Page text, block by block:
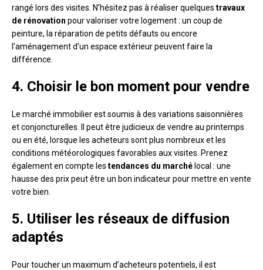
rangé lors des visites. N’hésitez pas à réaliser quelques travaux
de rénovation pour valoriser votre logement : un coup de
peinture, la réparation de petits défauts ou encore
l’aménagement d’un espace extérieur peuvent faire la
différence.
4. Choisir le bon moment pour vendre
Le marché immobilier est soumis à des variations saisonnières
et conjoncturelles. Il peut être judicieux de vendre au printemps
ou en été, lorsque les acheteurs sont plus nombreux et les
conditions météorologiques favorables aux visites. Prenez
également en compte les tendances du marché local : une
hausse des prix peut être un bon indicateur pour mettre en vente
votre bien.
5. Utiliser les réseaux de diffusion
adaptés
Pour toucher un maximum d’acheteurs potentiels, il est